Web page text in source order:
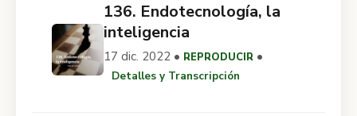
136. Endotecnología, la
inteligencia
17 dic. 2022 • REPRODUCIR •
Detalles y Transcripción